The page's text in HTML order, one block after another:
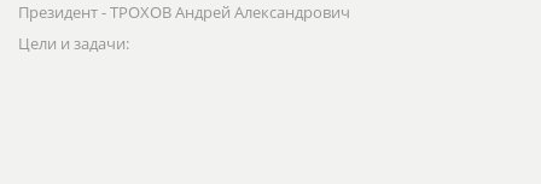
Президент - ТРОХОВ Андрей Александрович
Цели и задачи: